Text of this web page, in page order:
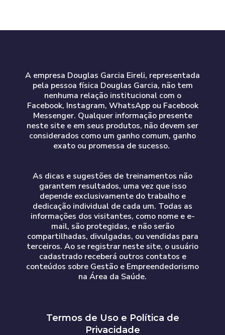
A empresa Douglas Garcia Eireli, representada
pela pessoa física Douglas Garcia, não tem
nenhuma relação institucional com o
Facebook, Instagram, WhatsApp ou Facebook
Messenger. Qualquer informação presente
neste site e em seus produtos, não devem ser
considerados como um ganho comum, ganho
exato ou promessa de sucesso.
As dicas e sugestões de treinamentos não
garantem resultados, uma vez que isso
depende exclusivamente do trabalho e
dedicação individual de cada um. Todas as
informações dos visitantes, como nome e e-
mail, são protegidas, e não serão
compartilhadas, divulgadas, ou vendidas para
terceiros. Ao se registrar neste site, o usuário
cadastrado receberá outros contatos e
conteúdos sobre Gestão e Empreendedorismo
na Área da Saúde.
Termos de Uso e Política de
Privacidade